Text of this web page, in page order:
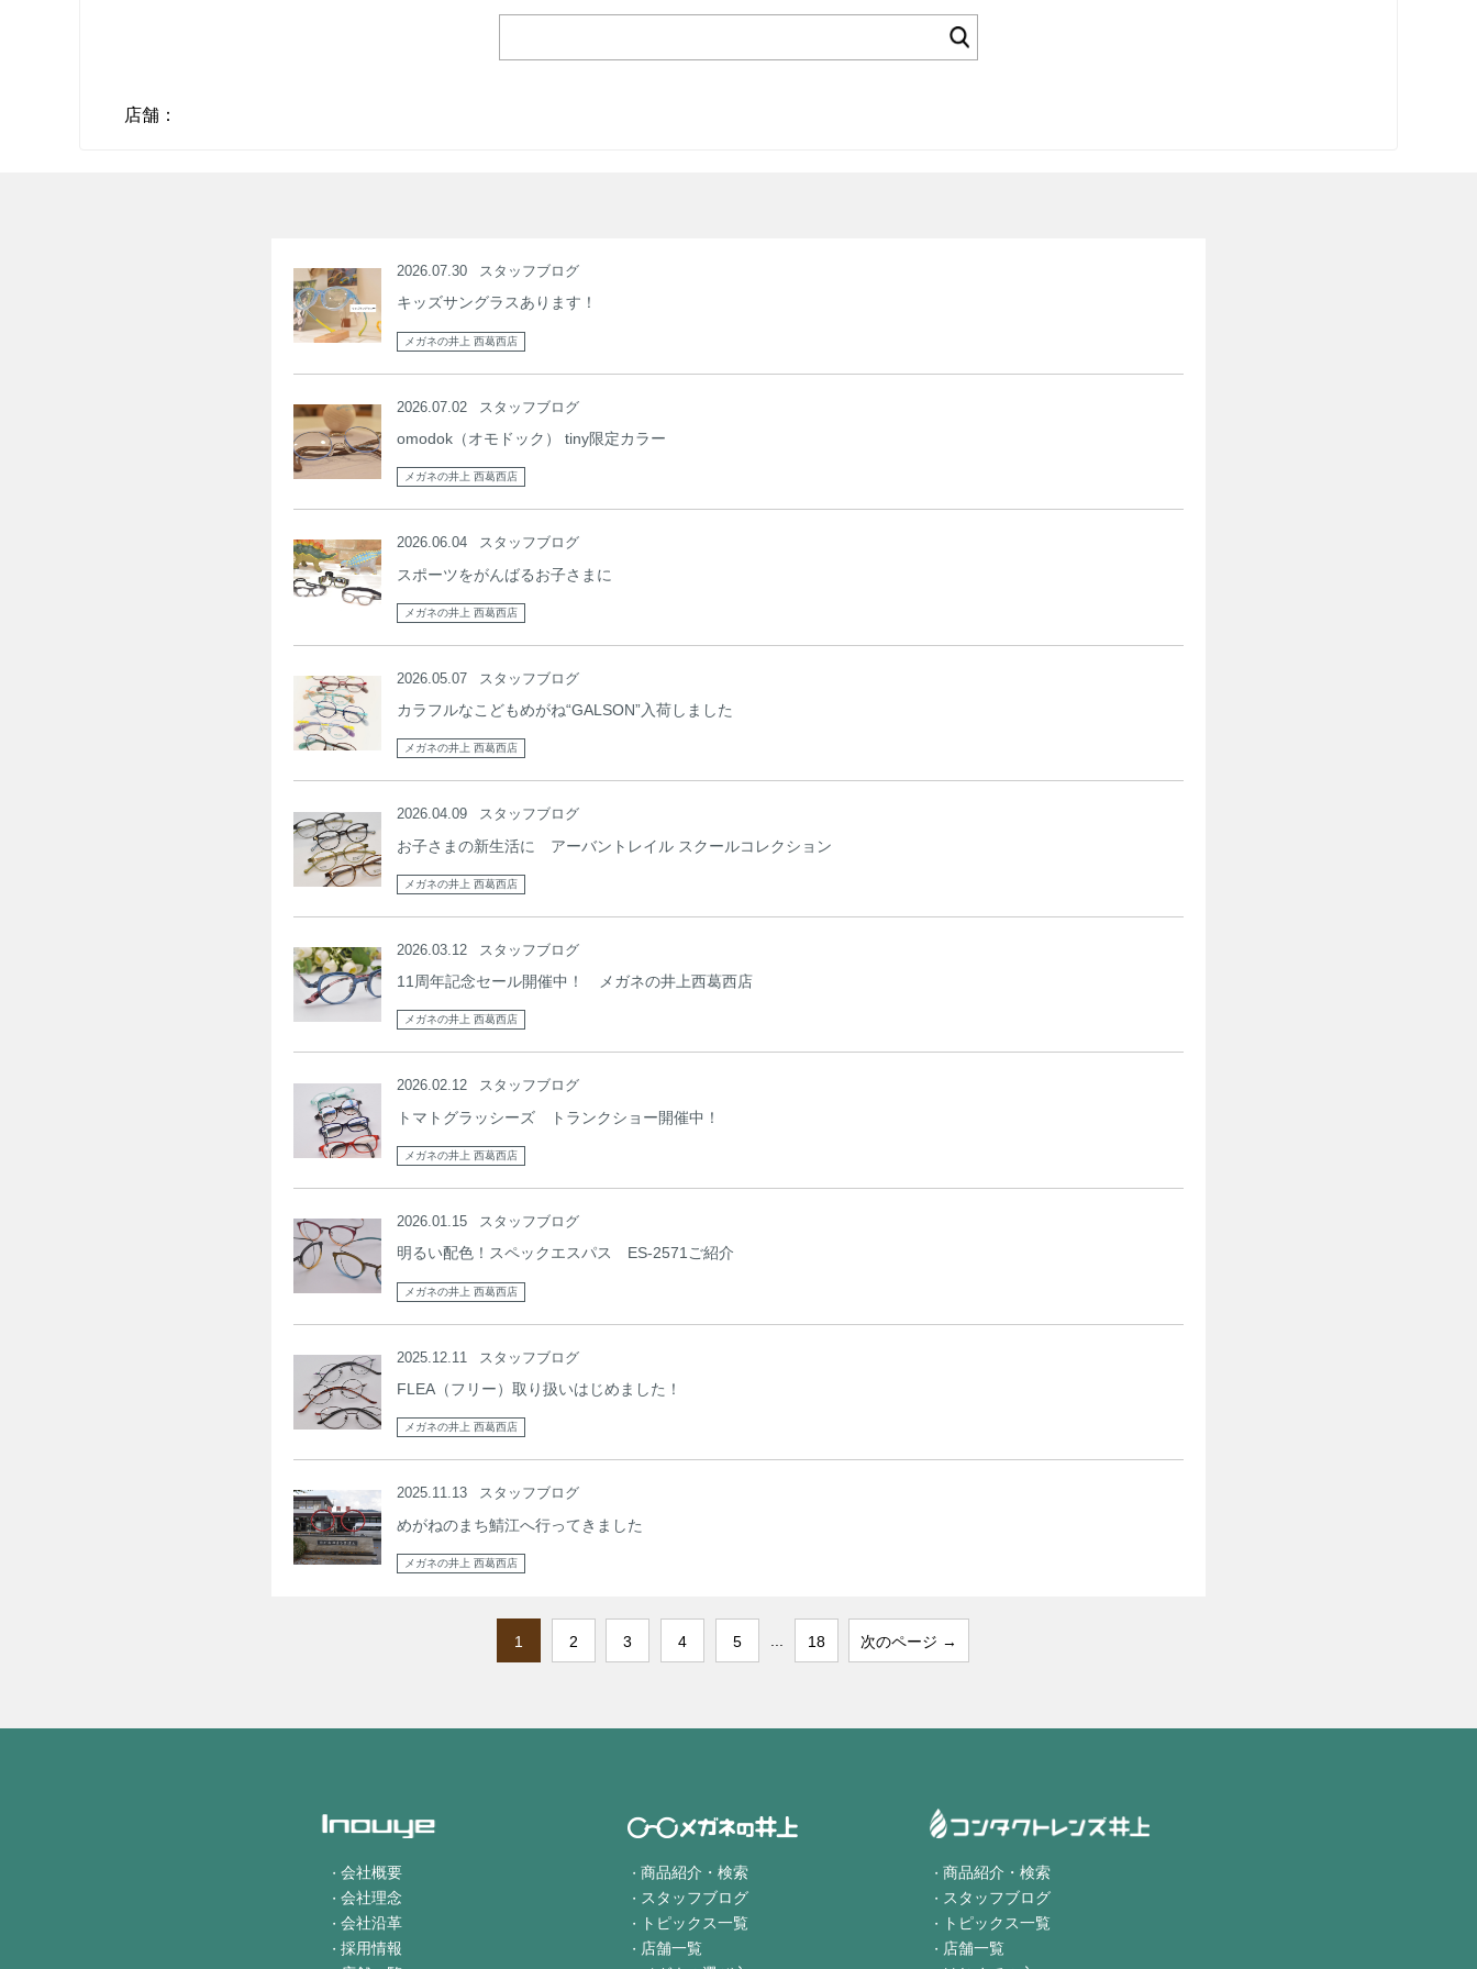
店舗
2026.07.30 スタッフブログ
キッズサングラスあります！
メガネの井上 西葛西店
2026.07.02 スタッフブログ
omodok（オモドック） tiny限定カラー
メガネの井上 西葛西店
2026.06.04 スタッフブログ
スポーツをがんばるお子さまに
メガネの井上 西葛西店
2026.05.07 スタッフブログ
カラフルなこどもめがね“GALSON”入荷しました
メガネの井上 西葛西店
2026.04.09 スタッフブログ
お子さまの新生活に アーバントレイル スクールコレクション
メガネの井上 西葛西店
2026.03.12 スタッフブログ
11周年記念セール開催中！ メガネの井上西葛西店
メガネの井上 西葛西店
2026.02.12 スタッフブログ
トマトグラッシーズ トランクショー開催中！
メガネの井上 西葛西店
2026.01.15 スタッフブログ
明るい配色！スペックエスパス ES-2571ご紹介
メガネの井上 西葛西店
2025.12.11 スタッフブログ
FLEA（フリー）取り扱いはじめました！
メガネの井上 西葛西店
2025.11.13 スタッフブログ
めがねのまち鯖江へ行ってきました
メガネの井上 西葛西店
1 2 3 4 5 18 次のページ →
会社概要
会社理念
会社沿革
採用情報
商品紹介・検索
スタッフブログ
トピックス一覧
店舗一覧
商品紹介・検索
スタッフブログ
トピックス一覧
店舗一覧